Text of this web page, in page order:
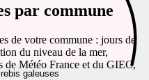
galeuses
par commune
de votre commune : jours de
du niveau de la mer,
de Météo France et du GIEC,